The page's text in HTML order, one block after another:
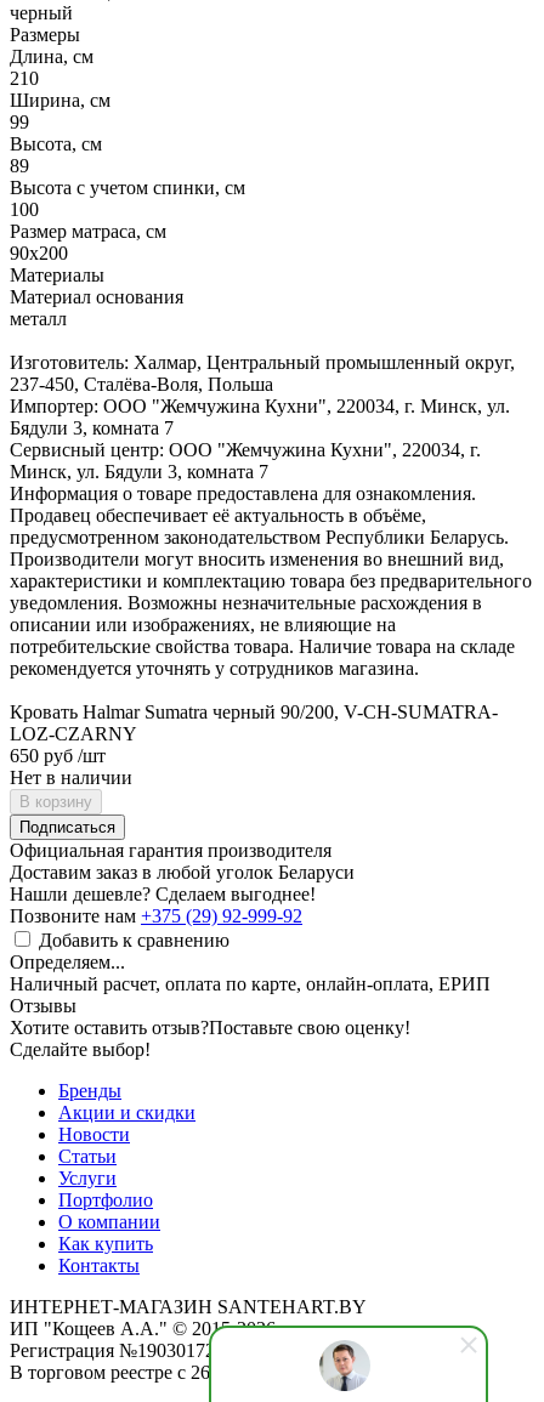
черный
Размеры
Длина, см
210
Ширина, см
99
Высота, см
89
Высота с учетом спинки, см
100
Размер матраса, см
90x200
Материалы
Материал основания
металл
Изготовитель: Халмар, Центральный промышленный округ,
237-450, Сталёва-Воля, Польша
Импортер: ООО "Жемчужина Кухни", 220034, г. Минск, ул.
Бядули 3, комната 7
Сервисный центр: ООО "Жемчужина Кухни", 220034, г.
Минск, ул. Бядули 3, комната 7
Информация о товаре предоставлена для ознакомления.
Продавец обеспечивает её актуальность в объёме,
предусмотренном законодательством Республики Беларусь.
Производители могут вносить изменения во внешний вид,
характеристики и комплектацию товара без предварительного
уведомления. Возможны незначительные расхождения в
описании или изображениях, не влияющие на
потребительские свойства товара. Наличие товара на складе
рекомендуется уточнять у сотрудников магазина.
Кровать Halmar Sumatra черный 90/200, V-CH-SUMATRA-
LOZ-CZARNY
650 руб /шт
Нет в наличии
В корзину
Подписаться
Официальная гарантия производителя
Доставим заказ в любой уголок Беларуси
Нашли дешевле? Сделаем выгоднее!
Позвоните нам +375 (29) 92-999-92
Добавить к сравнению
Определяем...
Наличный расчет, оплата по карте, онлайн-оплата, ЕРИП
Отзывы
Хотите оставить отзыв?Поставьте свою оценку!
Сделайте выбор!
Бренды
Акции и скидки
Новости
Статьи
Услуги
Портфолио
О компании
Как купить
Контакты
ИНТЕРНЕТ-МАГАЗИН SANTEHART.BY
ИП "Кощеев А.А." © 2015-2026
Регистрация №190301725 от 12.02.2015
В торговом реестре с 26.11.2019